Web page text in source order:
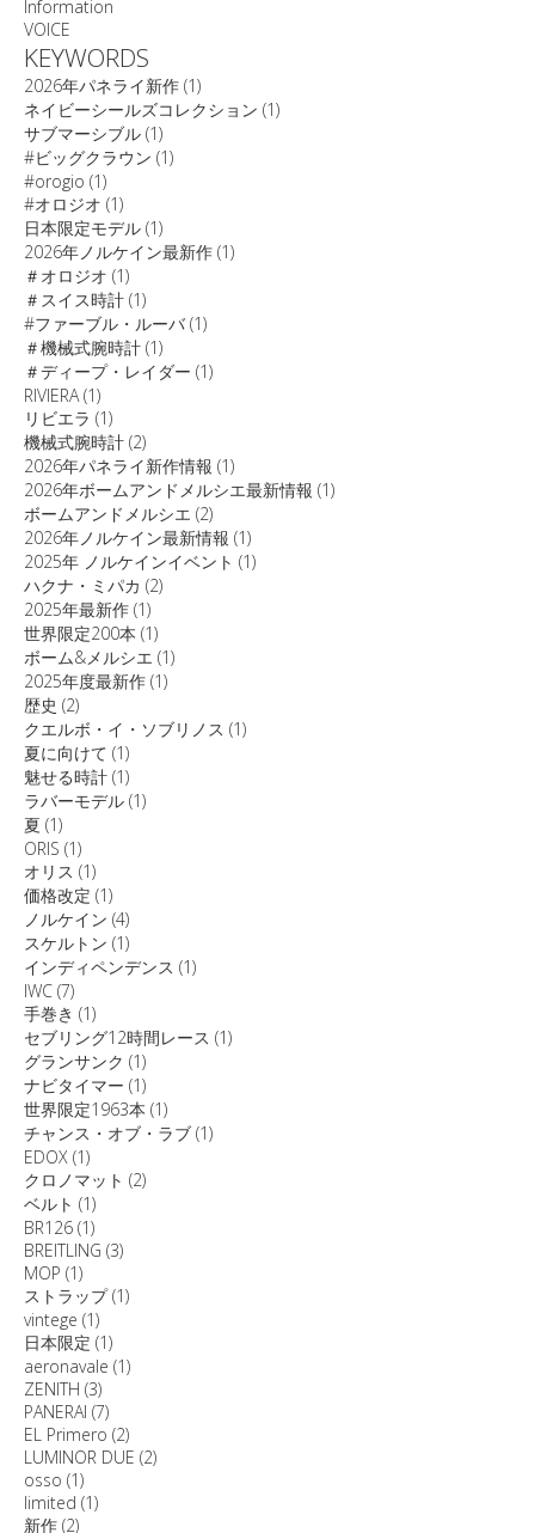
Information
VOICE
KEYWORDS
2026年パネライ新作 (1)
ネイビーシールズコレクション (1)
サブマーシブル (1)
#ビッグクラウン (1)
#orogio (1)
#オロジオ (1)
日本限定モデル (1)
2026年ノルケイン最新作 (1)
＃オロジオ (1)
＃スイス時計 (1)
#ファーブル・ルーバ(1)
＃機械式腕時計 (1)
＃ディープ・レイダー (1)
RIVIERA(1)
リビエラ (1)
機械式腕時計 (2)
2026年パネライ新作情報 (1)
2026年ボームアンドメルシエ最新情報 (1)
ボームアンドメルシエ (2)
2026年ノルケイン最新情報 (1)
2025年 ノルケインイベント (1)
ハクナ・ミパカ (2)
2025年最新作 (1)
世界限定200本 (1)
ボーム&メルシエ (1)
2025年度最新作 (1)
歴史 (2)
クエルボ・イ・ソブリノス (1)
夏に向けて (1)
魅せる時計 (1)
ラバーモデル (1)
夏 (1)
ORIS (1)
オリス (1)
価格改定 (1)
ノルケイン (4)
スケルトン (1)
インディペンデンス (1)
IWC (7)
手巻き (1)
セブリング12時間レース (1)
グランサンク (1)
ナビタイマー (1)
世界限定1963本 (1)
チャンス・オブ・ラブ (1)
EDOX (1)
クロノマット (2)
ベルト (1)
BR126 (1)
BREITLING (3)
MOP (1)
ストラップ(1)
vintege (1)
日本限定 (1)
aeronavale (1)
ZENITH (3)
PANERAI (7)
EL Primero (2)
LUMINOR DUE (2)
osso (1)
limited (1)
新作 (2)